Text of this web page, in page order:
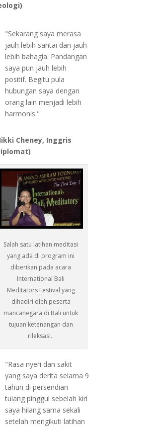
"Sekarang saya merasa
jauh lebih santai dan jauh
lebih bahagia. Pandangan
saya pun jauh lebih
positif. Begitu pula
hubungan saya dengan
orang lain menjadi lebih
harmonis."
Cheney, Inggris
Salah satu latihan meditasi
yang ada di program ini
diberikan pada acara
International Bali
Meditators Festival yang
dihadiri oleh peserta
mancanegara di Bali untuk
tujuan ketenangan dan
rileksasi..
"Rasa nyeri dan sakit
yang saya derita selama 9
tahun di persendian
tulang pinggul sebelah kiri
saya hilang sama sekali
setelah mengikuti latihan